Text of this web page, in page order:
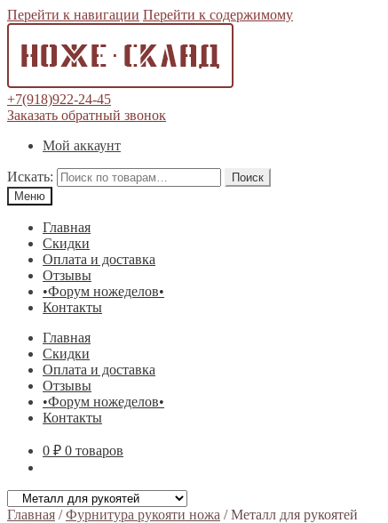
Перейти к навигации Перейти к содержимому
+7(918)922-24-45
Заказать обратный звонок
Мой аккаунт
Искать:
Поиск
Меню
Главная
Скидки
Оплата и доставка
Отзывы
•Форум ножеделов•
Контакты
Главная
Скидки
Оплата и доставка
Отзывы
•Форум ножеделов•
Контакты
0 ₽ 0 товаров
Главная /Фурнитура рукояти ножа /Металл для рукоятей